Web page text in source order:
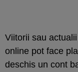
Viitorii sau
online pot face
deschis un cont